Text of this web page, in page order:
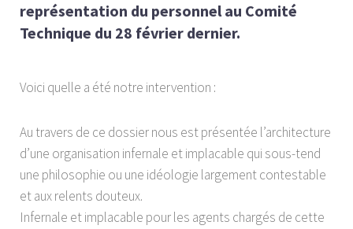
représentation du personnel au Comité
Technique du 28 février dernier.
Voici quelle a été notre intervention :
Au travers de ce dossier nous est présentée l’architecture
d’une organisation infernale et implacable qui sous-tend
une philosophie ou une idéologie largement contestable
et aux relents douteux.
Infernale et implacable pour les agents chargés de cette